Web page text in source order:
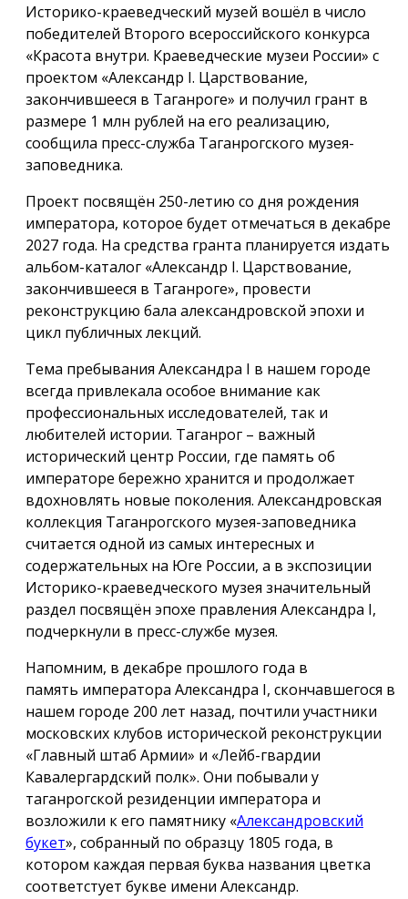
Историко-краеведческий музей вошёл в число
победителей Второго всероссийского конкурса
«Красота внутри. Краеведческие музеи России» с
проектом «Александр I. Царствование,
закончившееся в Таганроге» и получил грант в
размере 1 млн рублей на его реализацию,
сообщила пресс-служба Таганрогского музея-
заповедника.
Проект посвящён 250-летию со дня рождения
императора, которое будет отмечаться в декабре
2027 года. На средства гранта планируется издать
альбом-каталог «Александр I. Царствование,
закончившееся в Таганроге», провести
реконструкцию бала александровской эпохи и
цикл публичных лекций.
Тема пребывания Александра I в нашем городе
всегда привлекала особое внимание как
профессиональных исследователей, так и
любителей истории. Таганрог – важный
исторический центр России, где память об
императоре бережно хранится и продолжает
вдохновлять новые поколения. Александровская
коллекция Таганрогского музея-заповедника
считается одной из самых интересных и
содержательных на Юге России, а в экспозиции
Историко-краеведческого музея значительный
раздел посвящён эпохе правления Александра I,
подчеркнули в пресс-службе музея.
Напомним, в декабре прошлого года в
память императора Александра I, скончавшегося в
нашем городе 200 лет назад, почтили участники
московских клубов исторической реконструкции
«Главный штаб Армии» и «Лейб-гвардии
Кавалергардский полк». Они побывали у
таганрогской резиденции императора и
возложили к его памятнику «Александровский
букет», собранный по образцу 1805 года, в
котором каждая первая буква названия цветка
соответстует букве имени Александр.